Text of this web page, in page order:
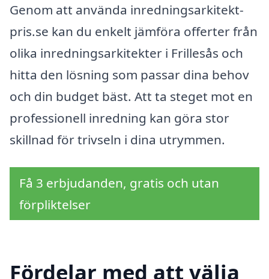
Genom att använda inredningsarkitekt-
pris.se kan du enkelt jämföra offerter från
olika inredningsarkitekter i Frillesås och
hitta den lösning som passar dina behov
och din budget bäst. Att ta steget mot en
professionell inredning kan göra stor
skillnad för trivseln i dina utrymmen.
Få 3 erbjudanden, gratis och utan
förpliktelser
Fördelar med att välja